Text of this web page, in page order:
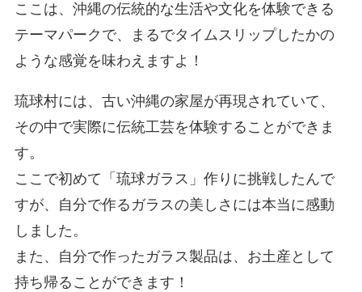
ここは、沖縄の伝統的な生活や文化を体験できる
テーマパークで、まるでタイムスリップしたかの
ような感覚を味わえますよ！
琉球村には、古い沖縄の家屋が再現されていて、
その中で実際に伝統工芸を体験することができま
す。
ここで初めて「琉球ガラス」作りに挑戦したんで
すが、自分で作るガラスの美しさには本当に感動
しました。
また、自分で作ったガラス製品は、お土産として
持ち帰ることができます！